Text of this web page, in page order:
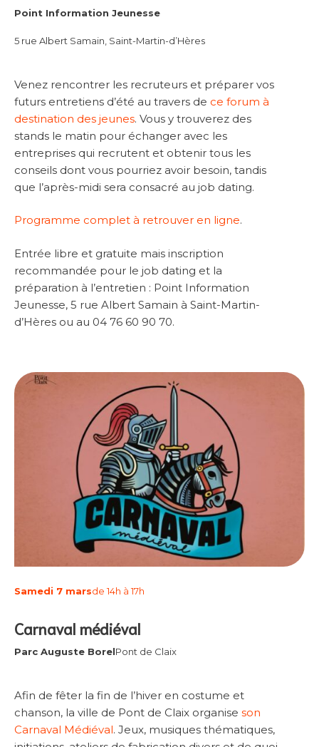
Point Information Jeunesse
5 rue Albert Samain, Saint-Martin-d’Hères
Venez rencontrer les recruteurs et préparer vos
futurs entretiens d’été au travers de ce forum à
destination des jeunes. Vous y trouverez des
stands le matin pour échanger avec les
entreprises qui recrutent et obtenir tous les
conseils dont vous pourriez avoir besoin, tandis
que l’après-midi sera consacré au job dating.
Programme complet à retrouver en ligne.
Entrée libre et gratuite mais inscription
recommandée pour le job dating et la
préparation à l’entretien : Point Information
Jeunesse, 5 rue Albert Samain à Saint-Martin-
d’Hères ou au 04 76 60 90 70.
Samedi 7 marsde 14h à 17h
Carnaval médiéval
Parc Auguste BorelPont de Claix
Afin de fêter la fin de l’hiver en costume et
chanson, la ville de Pont de Claix organise son
Carnaval Médiéval. Jeux, musiques thématiques,